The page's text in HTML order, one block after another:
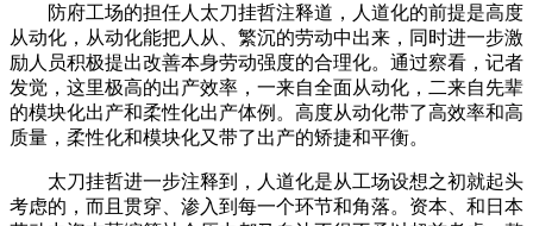
防府工场的担任人太刀挂哲注释道，人道化的前提是高度
从动化，从动化能把人从、繁沉的劳动中出来，同时进一步激
励人员积极提出改善本身劳动强度的合理化。通过察看，记者
发觉，这里极高的出产效率，一来自全面从动化，二来自先辈
的模块化出产和柔性化出产体例。高度从动化带了高效率和高
质量，柔性化和模块化又带了出产的矫捷和平衡。
太刀挂哲进一步注释到，人道化是从工场设想之初就起头
考虑的，而且贯穿、渗入到每一个环节和角落。资本、和日本